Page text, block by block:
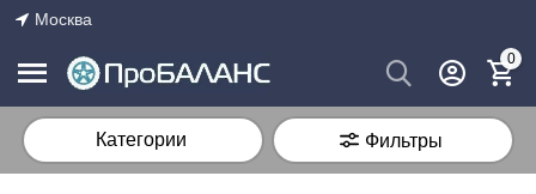
Москва
0
Категории Фильтры